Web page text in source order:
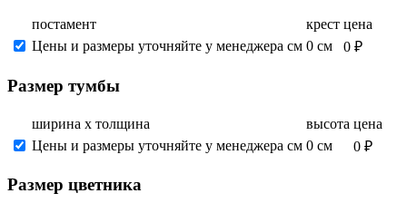
постамент крест цена
Цены и размеры уточняйте у менеджера см 0 см 0 ₽
Размер тумбы
ширина х толщина высота цена
Цены и размеры уточняйте у менеджера см 0 см 0 ₽
Размер цветника